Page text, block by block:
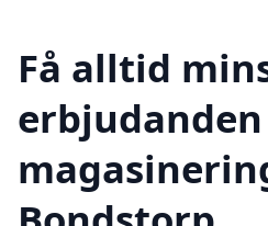
Få alltid